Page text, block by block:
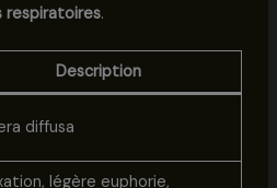
respiratoires.
Description
diffusa
légère euphorie,